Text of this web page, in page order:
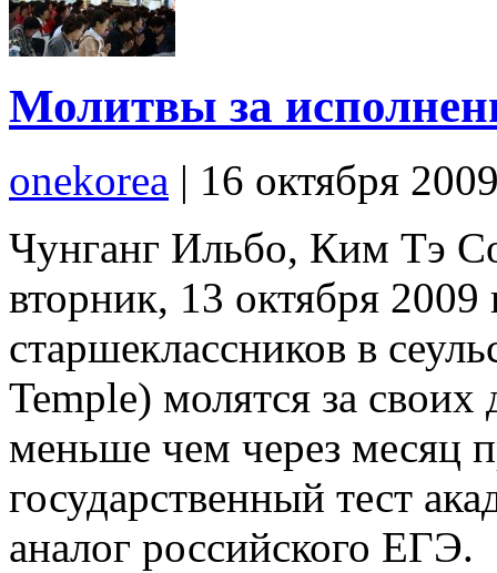
Молитвы за
onekorea | 16 октября
Чунганг Ильбо, Ким Тэ
вторник, 13 октября
старшеклассников в
Temple) молятся за
меньше чем через месяц
государственный тест
аналог российского ЕГЭ.